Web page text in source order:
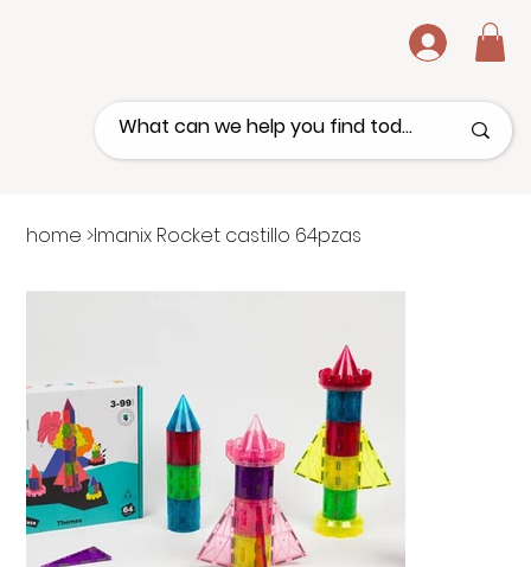
.
home >Imanix Rocket castillo 64pzas